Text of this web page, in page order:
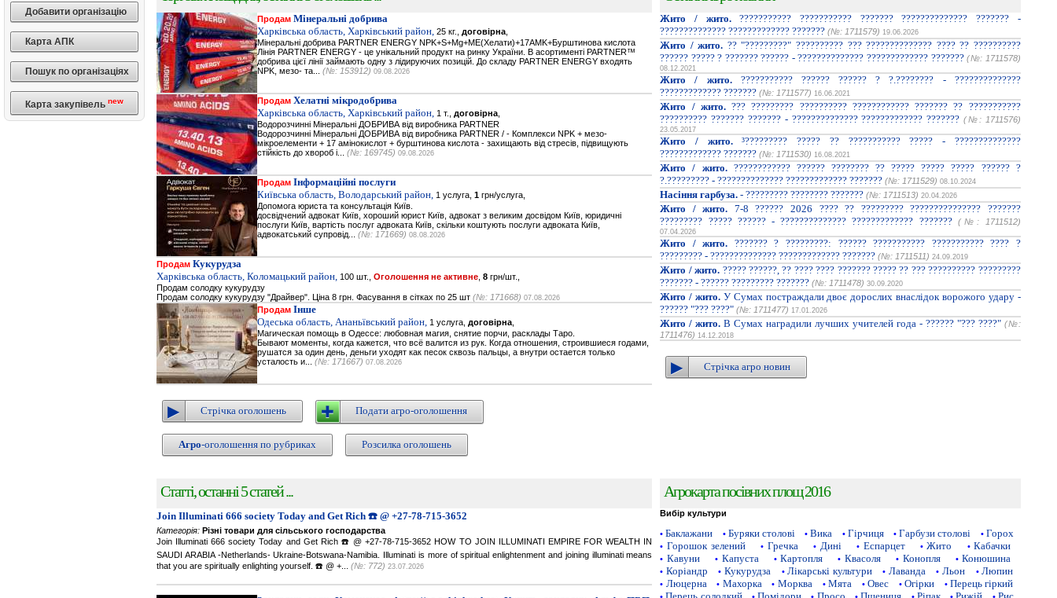
Добавити організацію
Карта АПК
Пошук по організаціях
Карта закупівель new
Продам Мінеральні добрива
Харківська область, Харківський район, 25 кг., договірна
Мінеральні добрива PARTNER ENERGY NPK+S+Mg+ME(Хелати)+17AMK+Бурштинова кислота
Лінія PARTNER ENERGY - це унікальний продукт на ринку України. В асортименті PARTNER™
добрива цієї лінії займають одну з лідируючих позицій. До складу PARTNER ENERGY входять
NPK, мезо- та... (№: 153912) 09.08.2026
Продам Хелатні мікродобрива
Харківська область, Харківський район, 1 т., договірна
Водорозчинні Мiнеральнi ДОБРИВА від виробника PARTNER
Водорозчинні Мiнеральнi ДОБРИВА від виробника PARTNER / - Комплекси NPK + мезо-
мікроелементи + 17 амінокислот + бурштинова кислота - захищають від стресів, підвищують
стійкість до хвороб і... (№: 169745) 09.08.2026
Продам Інформаційні послуги
Київська область, Володарський район, 1 услуга, 1 грн/услуга,
Допомога юриста та консультація Київ.
досвідчений адвокат Київ, хороший юрист Київ, адвокат з великим досвідом Київ, юридичні
послуги Київ, вартість послуг адвоката Київ, скільки коштують послуги адвоката Київ,
адвокатський супровід... (№: 171669) 08.08.2026
Продам Кукурудза
Харківська область, Коломацький район, 100 шт., Оголошення не активне 8 грн/шт.,
Продам солодку кукурудзу
Продам солодку кукурудзу "Драйвер". Ціна 8 грн. Фасування в сітках по 25 шт (№: 171668) 07.08.2026
Продам Інше
Одеська область, Ананьївський район, 1 услуга, договірна
Магическая помощь в Одессе: любовная магия, снятие порчи, расклады Таро.
Бывают моменты, когда кажется, что всё валится из рук. Когда отношения, строившиеся годами,
рушатся за один день, деньги уходят как песок сквозь пальцы, а внутри остается только
усталость и... (№: 171667) 07.08.2026
Стрічка оголошень Подати агро-оголошення
Агро-оголошення по рубриках Розсилка оголошень
Жито / жито.??????????? ??????????? ??????? ?????????????? ??????? -
?????????????? ????????????? ??????? (№: 1711579) 19.06.2026
Жито / жито. ?? "?????????" ?????????? ??? ?????????????? ???? ?? ??????????
?????? ????? ? ??????? ?????? - ?????????????? ????????????? ??????? (№: 1711578)
08.12.2021
Жито / жито.??????????? ?????? ?????? ? ?.???????? - ??????????????
????????????? ??????? (№: 1711577) 16.06.2021
Жито / жито.??? ????????? ?????????? ???????????? ??????? ?? ???????????
?????????? ??????? ??????? - ?????????????? ????????????? ??????? (№: 1711576)
23.05.2017
Жито / жито.³????????? ????? ?? ??????????? ????? - ??????????????
????????????? ??????? (№: 1711530) 16.08.2021
Жито / жито.???????????? ?????? ???????? ?? ????? ????? ????? ?????? ?
?.????????? - ?????????????? ????????????? ??????? (№: 1711529) 08.10.2024
Насіння гарбуза. - ????????? ???????? ??????? (№: 1711513) 20.04.2026
Жито / жито. 7-8 ?????? 2026 ???? ?? ????????? ??????????????? ???????
????????? ????? ?????? - ?????????????? ????????????? ???????
(№: 1711512)
07.04.2026
Жито / жито. ??????? ? ?????????: ?????? ??????????? ??????????? ???? ?
????????? - ?????????????? ????????????? ??????? (№: 1711511) 24.09.2019
Жито / жито. ????? ??????, ?? ???? ???? ??????? ????? ?? ??? ?????????? ?????????
??????? - ?????? ????????? ??????? (№: 1711478) 30.09.2020
Жито / жито. У Сумах постраждали двоє дорослих внаслідок ворожого удару -
?????? "??? ????" (№: 1711477) 17.01.2026
Жито / жито. В Сумах наградили лучших учителей года - ?????? "??? ????" (№:
1711476) 14.12.2018
Стрічка агро новин
Статті, останні 5 статей ...
Join Illuminati 666 society Today and Get Rich ☎️ @ +27-78-715-3652
Категорія: Різні товари для сільського господарства
Join Illuminati 666 society Today and Get Rich ☎️ @ +27-78-715-3652 HOW TO JOIN ILLUMINATI EMPIRE FOR WEALTH IN
SAUDI ARABIA -Netherlands- Ukraine-Botswana-Namibia. Illuminati is more of spiritual enlightenment and joining illuminati means
that you are spiritually enlighting yourself. ☎️ @ +... (№: 772) 23.07.2026
Агрокарта посівних площ 2016
Вибір культури
• Баклажани • Буряки столові • Вика • Гірчиця • Гарбузи столові • Горох
• Горошок зелений • Гречка • Дині • Еспарцет • Жито • Кабачки
• Кавуни • Капуста • Картопля • Квасоля • Конопля • Конюшина
• Коріандр • Кукурудза • Лікарські культури • Лаванда • Льон • Люпин
• Люцерна • Махорка • Морква • Мята • Овес • Огірки • Перець гіркий